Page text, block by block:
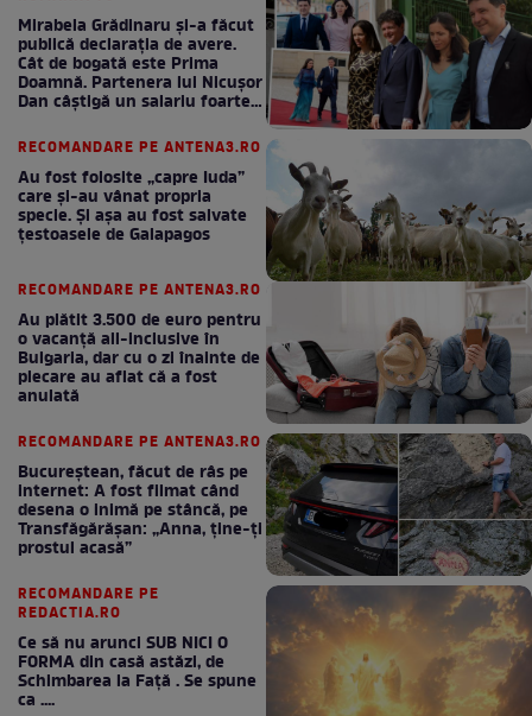
Mirabela Grădinaru și-a făcut
publică declarația de avere.
Cât de bogată este Prima
Doamnă. Partenera lui Nicușor
Dan câștigă un salariu foarte
RECOMANDARE PE ANTENA3.RO
Au fost folosite „capre Iuda”
care și-au vânat propria
specie. Și așa au fost salvate
țestoasele de Galapagos
RECOMANDARE PE ANTENA3.RO
Au plătit 3.500 de euro pentru
o vacanță all-inclusive în
Bulgaria, dar cu o zi înainte de
plecare au aflat că a fost
anulată
RECOMANDARE PE ANTENA3.RO
Bucureștean, făcut de râs pe
internet: A fost filmat când
desena o inimă pe stâncă, pe
Transfăgărășan: „Anna, ține-ți
prostul acasă”
RECOMANDARE PE
REDACTIA.RO
Ce să nu arunci SUB NICI O
FORMA din casă astăzi, de
Schimbarea la Față . Se spune
ca ....